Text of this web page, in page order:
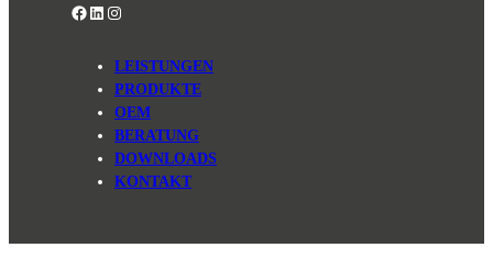
Facebook
LinkedIn
Instagram
LEISTUNGEN
PRODUKTE
OEM
BERATUNG
DOWNLOADS
KONTAKT